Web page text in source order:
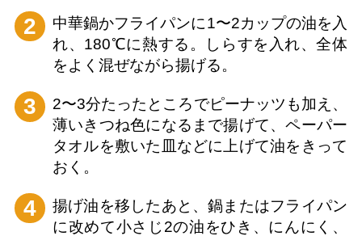
2
中華鍋かフライパンに1〜2カップの油を入
れ、180℃に熱する。しらすを入れ、全体
をよく混ぜながら揚げる。
3
2〜3分たったところでピーナッツも加え、
薄いきつね色になるまで揚げて、ペーパー
タオルを敷いた皿などに上げて油をきって
おく。
4
揚げ油を移したあと、鍋またはフライパン
に改めて小さじ2の油をひき、にんにく、